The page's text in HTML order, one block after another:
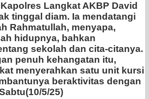
Langkat AKBP David
tinggal diam. Ia mendatangi
Rahmatullah, menyapa,
hidupnya, bahkan
sekolah dan cita-citanya.
penuh kehangatan itu,
menyerahkan satu unit kursi
beraktivitas dengan
5/25)